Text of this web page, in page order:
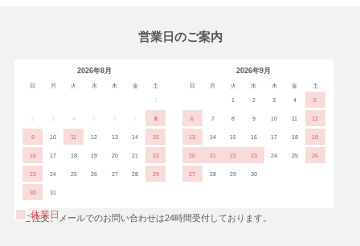
営業日のご案内
2026年8月
日 月 火 水 木 金 土
1
2 3 4 5 6 7 8
9 10 11 12 13 14 15
16 17 18 19 20 21 22
23 24 25 26 27 28 29
30 31
2026年9月
日 月 火 水 木 金 土
1 2 3 4 5
6 7 8 9 10 11 12
13 14 15 16 17 18 19
20 21 22 23 24 25 26
27 28 29 30
休業日
※ご注文、メールでのお問い合わせは24時間受付しております。